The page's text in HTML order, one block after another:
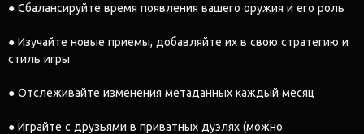
● Сбалансируйте время появления вашего оружия и его роль
● Изучайте новые приемы, добавляйте их в свою стратегию и
стиль игры
● Отслеживайте изменения метаданных каждый месяц
● Играйте с друзьями в приватных дуэлях (можно